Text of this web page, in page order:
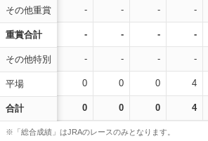
その他重賞
重賞合計
その他特別
平場
合計
- - - -
- - - -
- - - -
0 0 0 4
0 0 0 4
※「総合成績」はJRAのレースのみとなります。